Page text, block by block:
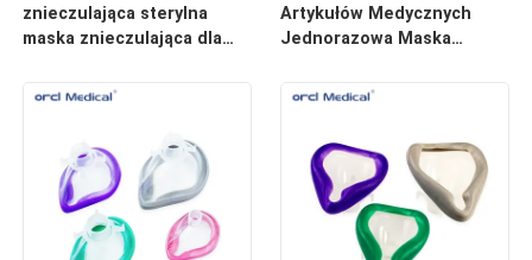
znieczulająca sterylna
maska znieczulająca dla
Artykułów Medycznych
Jednorazowa Maska
Lateksu, Sterylna, Łatwa w